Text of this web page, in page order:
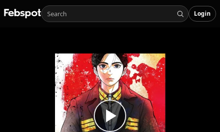
Login